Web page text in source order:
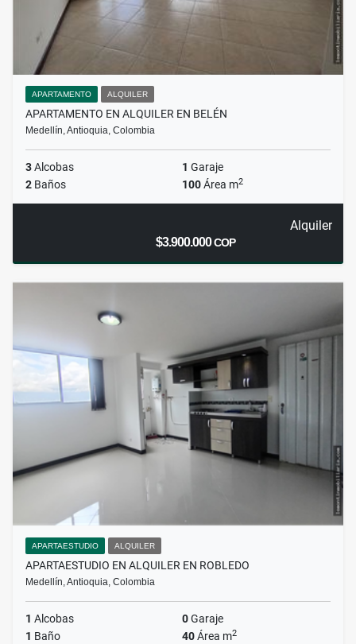
APARTAMENTO ALQUILER
APARTAMENTO EN ALQUILER EN BELÉN
Medellín, Antioquia, Colombia
3Alcobas 1 Garaje
2 Baños 100Área m2
Alquiler
$3.900.000COP
APARTAESTUDIO ALQUILER
APARTAESTUDIO EN ALQUILER EN ROBLEDO
Medellín, Antioquia, Colombia
1 Alcobas 0Garaje
1 Baño 40Área m2